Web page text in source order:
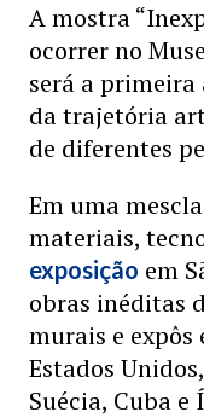
A mostra
ocorrer no
será a
da trajetória
de diferentes
Em uma
materiais,
exposição em
obras inéditas
murais e expôs
Estados
Suécia, Cuba e